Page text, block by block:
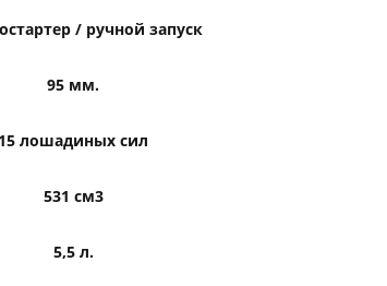
/ ручной запуск
95 мм.
15 лошадиных сил
531 см3
5,5 л.